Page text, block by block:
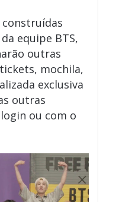
construídas
equipe BTS,
outras
mochila,
exclusiva
outras
ou com o